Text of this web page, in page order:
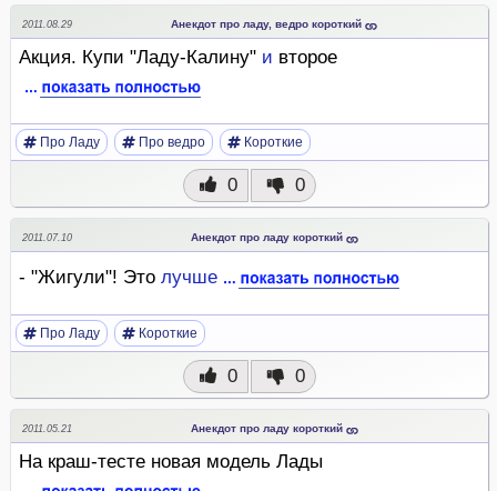
2011.08.29 Анекдот про ладу, ведро короткий
Акция. Купи "Ладу-Калину" и второе
Про Ладу Про ведро Короткие
0 0
2011.07.10 Анекдот про ладу короткий
- "Жигули"! Это лучше
Про Ладу Короткие
0 0
2011.05.21 Анекдот про ладу короткий
На краш-тесте новая модель Лады